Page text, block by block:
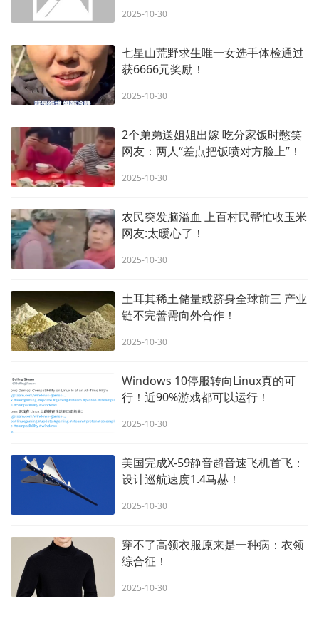
2025-10-30
七星山荒野求生唯一女选手体检通过
获6666元奖励！
2025-10-30
2个弟弟送姐姐出嫁 吃分家饭时憋笑
网友：两人“差点把饭喷对方脸上”！
2025-10-30
农民突发脑溢血 上百村民帮忙收玉米
网友:太暖心了！
2025-10-30
土耳其稀土储量或跻身全球前三 产业
链不完善需向外合作！
2025-10-30
Windows 10停服转向Linux真的可
行！近90%游戏都可以运行！
2025-10-30
美国完成X-59静音超音速飞机首飞：
设计巡航速度1.4马赫！
2025-10-30
穿不了高领衣服原来是一种病：衣领
综合征！
2025-10-30